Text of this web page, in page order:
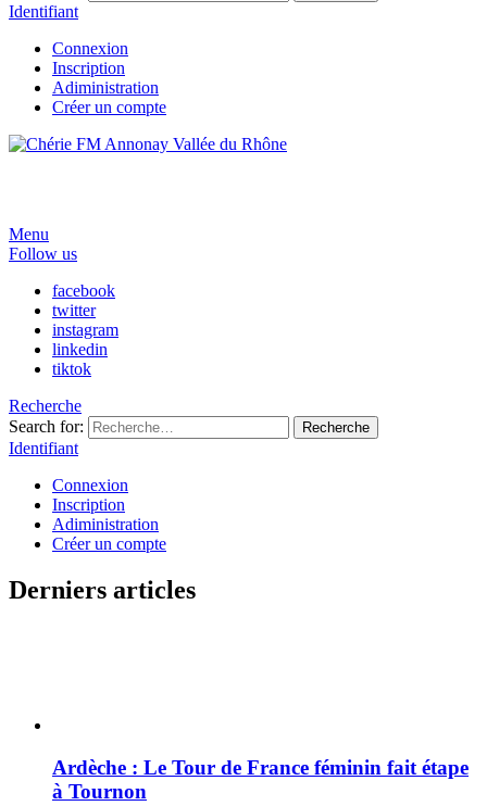
Identifiant
Connexion
Inscription
Adiministration
Créer un compte
Menu
Follow us
facebook
twitter
instagram
linkedin
tiktok
Recherche
Search for:
Recherche
Identifiant
Connexion
Inscription
Adiministration
Créer un compte
Derniers articles
Ardèche : Le Tour de France féminin fait étape
à Tournon